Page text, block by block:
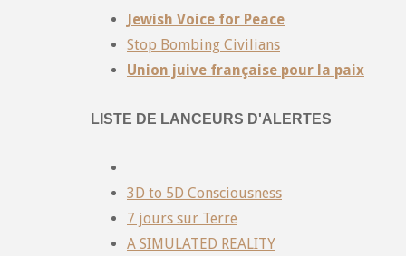
Jewish Voice for Peace
Stop Bombing Civilians
Union juive française pour la paix
LISTE DE LANCEURS D'ALERTES
3D to 5D Consciousness
7 jours sur Terre
A SIMULATED REALITY